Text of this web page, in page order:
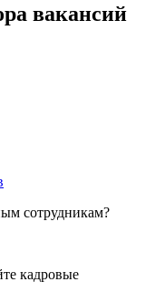
вакансий
сотрудникам?
кадровые